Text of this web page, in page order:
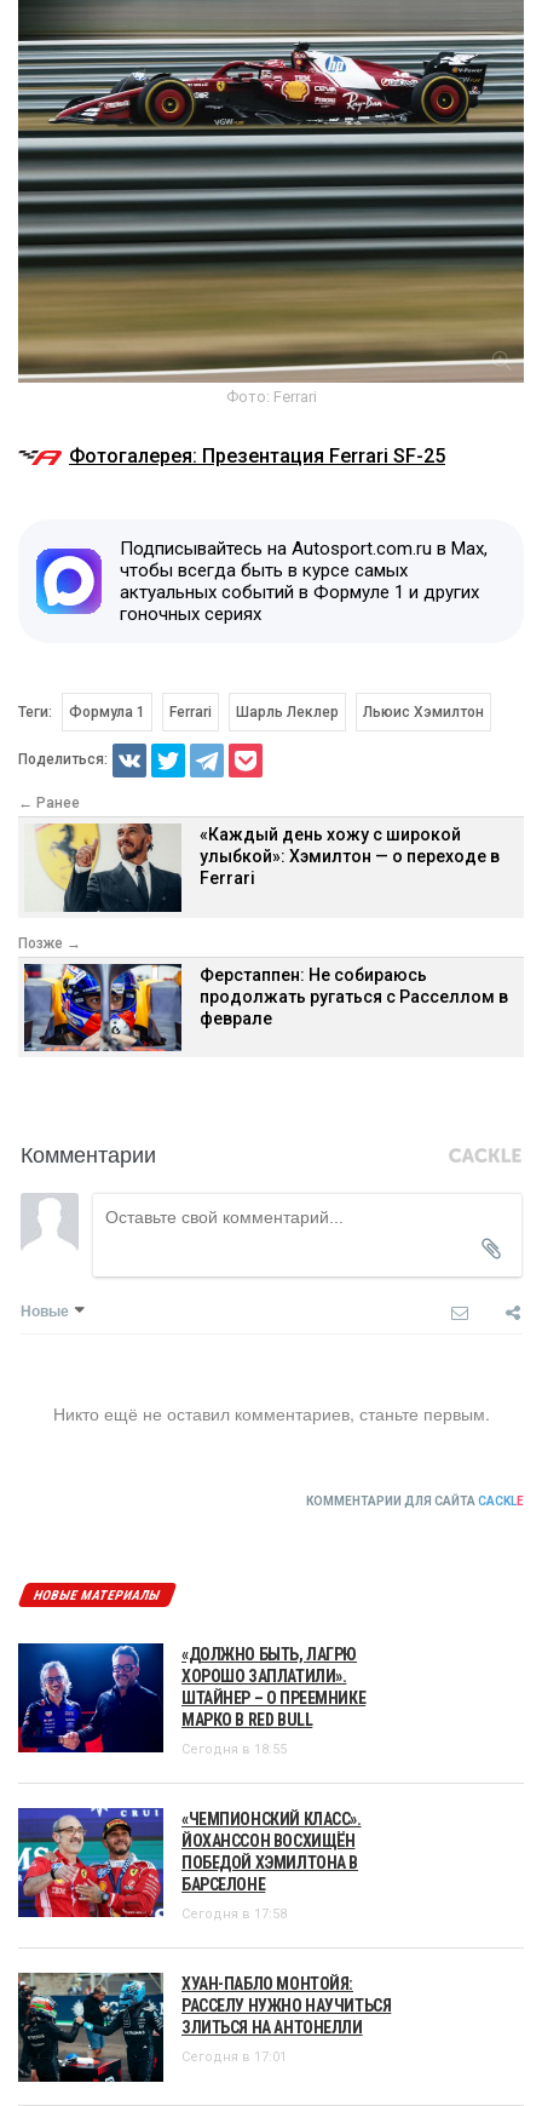
Фото: Ferrari
Фотогалерея: Презентация Ferrari SF-25
Подписывайтесь на Autosport.com.ru в Max,
чтобы всегда быть в курсе самых
актуальных событий в Формуле 1 и других
гоночных сериях
Теги: Формула 1 Ferrari Шарль Леклер Льюис Хэмилтон
Поделиться:
← Ранее
«Каждый день хожу с широкой
улыбкой»: Хэмилтон — о переходе в
Ferrari
Позже →
Ферстаппен: Не собираюсь
продолжать ругаться с Расселлом в
феврале
Комментарии
Новые
Никто ещё не оставил комментариев, станьте первым.
КОММЕНТАРИИ ДЛЯ САЙТА CACKLE
НОВЫЕ МАТЕРИАЛЫ
«ДОЛЖНО БЫТЬ, ЛАГРЮ
ХОРОШО ЗАПЛАТИЛИ».
ШТАЙНЕР – О ПРЕЕМНИКЕ
МАРКО В RED BULL
Сегодня в 18:55
«ЧЕМПИОНСКИЙ КЛАСС».
ЙОХАНССОН ВОСХИЩЁН
ПОБЕДОЙ ХЭМИЛТОНА В
БАРСЕЛОНЕ
Сегодня в 17:58
ХУАН-ПАБЛО МОНТОЙЯ:
РАССЕЛУ НУЖНО НАУЧИТЬСЯ
ЗЛИТЬСЯ НА АНТОНЕЛЛИ
Сегодня в 17:01